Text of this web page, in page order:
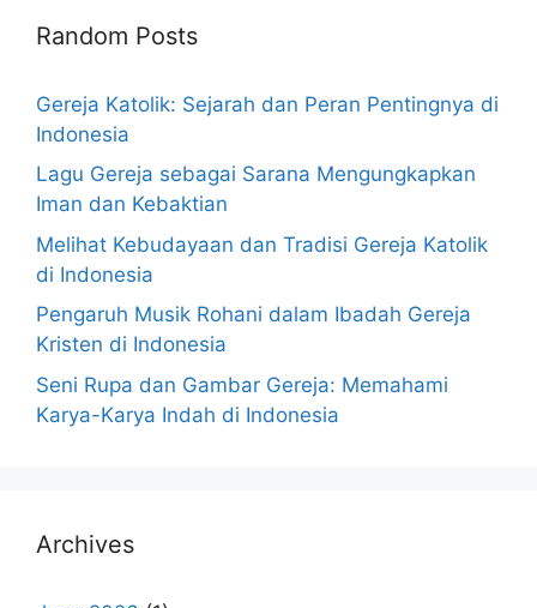
Random Posts
Gereja Katolik: Sejarah dan Peran Pentingnya di
Indonesia
Lagu Gereja sebagai Sarana Mengungkapkan
Iman dan Kebaktian
Melihat Kebudayaan dan Tradisi Gereja Katolik
di Indonesia
Pengaruh Musik Rohani dalam Ibadah Gereja
Kristen di Indonesia
Seni Rupa dan Gambar Gereja: Memahami
Karya-Karya Indah di Indonesia
Archives